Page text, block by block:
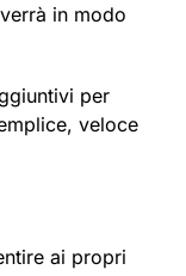
in modo
per
veloce
ai propri